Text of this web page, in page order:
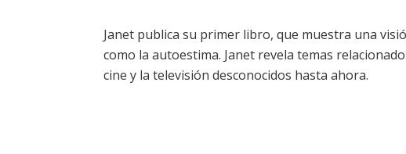
Janet publica su primer libro, que muestra una
como la autoestima. Janet revela temas
cine y la televisión desconocidos hasta ahora.